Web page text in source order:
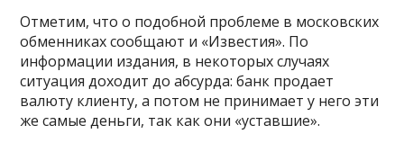
Отметим, что о подобной проблеме в московских
обменниках сообщают и «Известия». По
информации издания, в некоторых случаях
ситуация доходит до абсурда: банк продает
валюту клиенту, а потом не принимает у него эти
же самые деньги, так как они «уставшие».